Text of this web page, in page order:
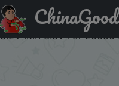
Паридбати з
18650 Battery Charger Li-
3.2V IMR 3.8V For